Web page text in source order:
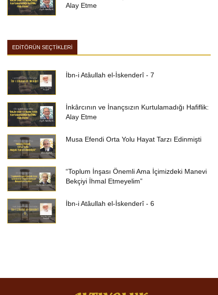
Alay Etme
EDİTÖRÜN SEÇTİKLERİ
İbn-i Atâullah el-İskenderî - 7
İnkârcının ve İnançsızın Kurtulamadığı Hafiflik:
Alay Etme
Musa Efendi Orta Yolu Hayat Tarzı Edinmişti
“Toplum İnşası Önemli Ama İçimizdeki Manevi
Bekçiyi İhmal Etmeyelim”
İbn-i Atâullah el-İskenderî - 6